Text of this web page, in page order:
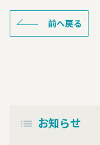
前へ戻る
お知らせ